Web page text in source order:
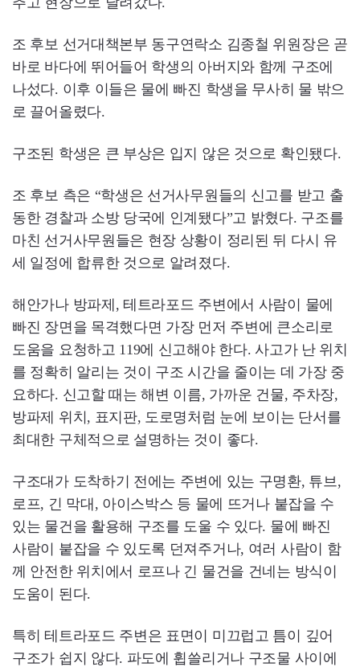
조 후보 선거대책본부 동구연락소 김종철 위원장은 곧
바로 바다에 뛰어들어 학생의 아버지와 함께 구조에
나섰다. 이후 이들은 물에 빠진 학생을 무사히 물 밖으
로 끌어올렸다.
구조된 학생은 큰 부상은 입지 않은 것으로 확인됐다.
조 후보 측은 “학생은 선거사무원들의 신고를 받고 출
동한 경찰과 소방 당국에 인계됐다”고 밝혔다. 구조를
마친 선거사무원들은 현장 상황이 정리된 뒤 다시 유
세 일정에 합류한 것으로 알려졌다.
해안가나 방파제, 테트라포드 주변에서 사람이 물에
빠진 장면을 목격했다면 가장 먼저 주변에 큰소리로
도움을 요청하고 119에 신고해야 한다. 사고가 난 위치
를 정확히 알리는 것이 구조 시간을 줄이는 데 가장 중
요하다. 신고할 때는 해변 이름, 가까운 건물, 주차장,
방파제 위치, 표지판, 도로명처럼 눈에 보이는 단서를
최대한 구체적으로 설명하는 것이 좋다.
구조대가 도착하기 전에는 주변에 있는 구명환, 튜브,
로프, 긴 막대, 아이스박스 등 물에 뜨거나 붙잡을 수
있는 물건을 활용해 구조를 도울 수 있다. 물에 빠진
사람이 붙잡을 수 있도록 던져주거나, 여러 사람이 함
께 안전한 위치에서 로프나 긴 물건을 건네는 방식이
도움이 된다.
특히 테트라포드 주변은 표면이 미끄럽고 틈이 깊어
구조가 쉽지 않다. 파도에 휩쓸리거나 구조물 사이에